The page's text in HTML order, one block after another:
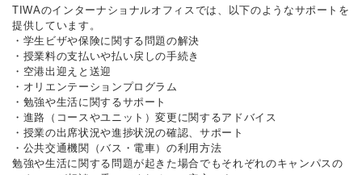
TIWAのインターナショナルオフィスでは、以下のようなサポートを
提供しています。
・学生ビザや保険に関する問題の解決
・授業料の支払いや払い戻しの手続き
・空港出迎えと送迎
・オリエンテーションプログラム
・勉強や生活に関するサポート
・進路（コースやユニット）変更に関するアドバイス
・授業の出席状況や進捗状況の確認、サポート
・公共交通機関（バス・電車）の利用方法
勉強や生活に関する問題が起きた場合でもそれぞれのキャンパスの